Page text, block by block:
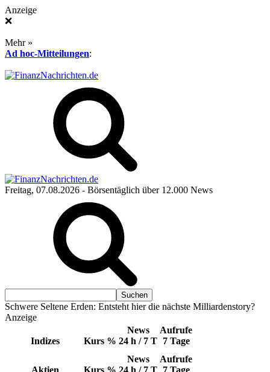
Anzeige
❌
Mehr »
Ad hoc-Mitteilungen:
Freitag, 07.08.2026 - Börsentäglich über 12.000 News
Schwere Seltene Erden: Entsteht hier die nächste Milliardenstory?
Anzeige
Indizes Kurs %
News
24 h / 7 T
Aufrufe
7 Tage
Aktien Kurs %
News
24 h / 7 T
Aufrufe
7 Tage